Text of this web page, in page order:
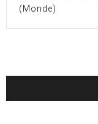
(Monde)